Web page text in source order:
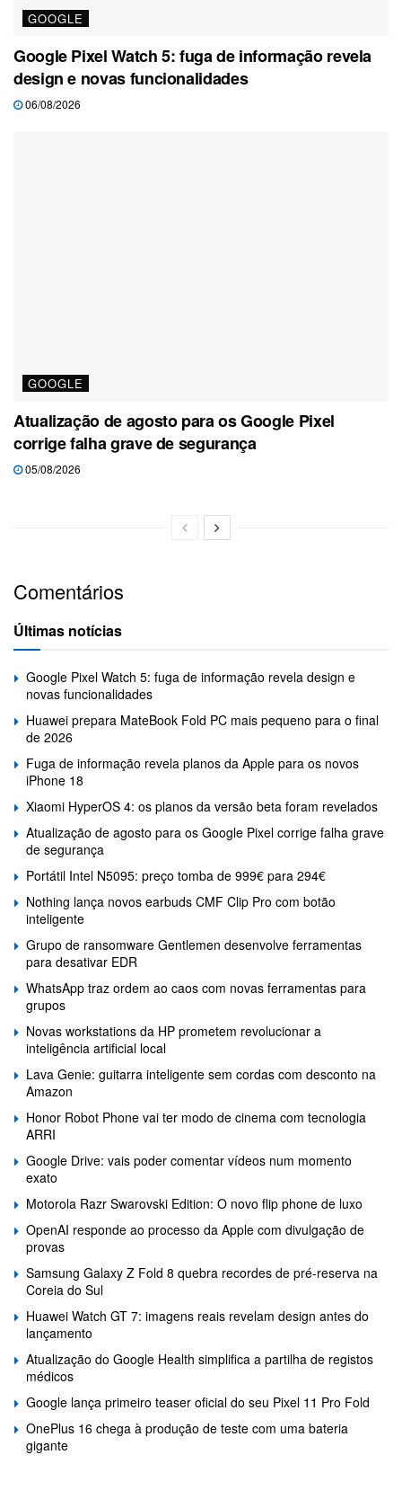
GOOGLE
Google Pixel Watch 5: fuga de informação revela
design e novas funcionalidades
06/08/2026
GOOGLE
Atualização de agosto para os Google Pixel
corrige falha grave de segurança
05/08/2026
Comentários
Últimas notícias
Google Pixel Watch 5: fuga de informação revela design e
novas funcionalidades
Huawei prepara MateBook Fold PC mais pequeno para o final
de 2026
Fuga de informação revela planos da Apple para os novos
iPhone 18
Xiaomi HyperOS 4: os planos da versão beta foram revelados
Atualização de agosto para os Google Pixel corrige falha grave
de segurança
Portátil Intel N5095: preço tomba de 999€ para 294€
Nothing lança novos earbuds CMF Clip Pro com botão
inteligente
Grupo de ransomware Gentlemen desenvolve ferramentas
para desativar EDR
WhatsApp traz ordem ao caos com novas ferramentas para
grupos
Novas workstations da HP prometem revolucionar a
inteligência artificial local
Lava Genie: guitarra inteligente sem cordas com desconto na
Amazon
Honor Robot Phone vai ter modo de cinema com tecnologia
ARRI
Google Drive: vais poder comentar vídeos num momento
exato
Motorola Razr Swarovski Edition: O novo flip phone de luxo
OpenAI responde ao processo da Apple com divulgação de
provas
Samsung Galaxy Z Fold 8 quebra recordes de pré-reserva na
Coreia do Sul
Huawei Watch GT 7: imagens reais revelam design antes do
lançamento
Atualização do Google Health simplifica a partilha de registos
médicos
Google lança primeiro teaser oficial do seu Pixel 11 Pro Fold
OnePlus 16 chega à produção de teste com uma bateria
gigante